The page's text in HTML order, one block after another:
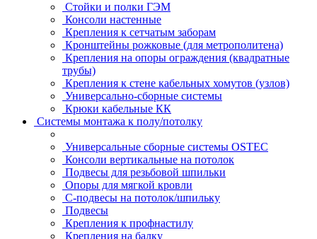
Стойки и полки ГЭМ
Консоли настенные
Крепления к сетчатым заборам
Кронштейны рожковые (для метрополитена)
Крепления на опоры ограждения (квадратные
трубы)
Крепления к стене кабельных хомутов (узлов)
Универсально-сборные системы
Крюки кабельные КК
Системы монтажа к полу/потолку
Универсальные сборные системы OSTEC
Консоли вертикальные на потолок
Подвесы для резьбовой шпильки
Опоры для мягкой кровли
С-подвесы на потолок/шпильку
Подвесы
Крепления к профнастилу
Крепления на балку